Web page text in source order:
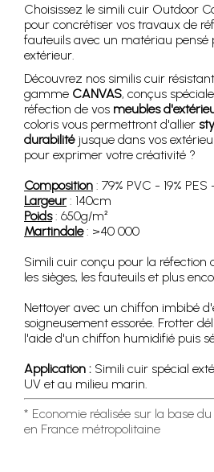
Choisissez le simili cuir Outdoor
pour concrétiser vos travaux de
fauteuils avec un matériau pensé
extérieur.
Découvrez nos similis cuir
gamme CANVAS, conçus
réfection de vos meubles
coloris vous permettront d'allier
durabilitéjusque dans vos
pour exprimer votre créativité ?
Composition : 79% PVC - 19% PES
Largeur: 140cm
Poids: 650g/m²
Martindale: >40 000
Simili cuir conçu pour la réfection
les sièges, les fauteuils et plus
Nettoyer avec un chiffon imbibé
soigneusement essorée. Frotter
l'aide d'un chiffon humidifié puis
Application : Simili cuir spécial
UV et au milieu marin.
* Economie réalisée sur la base
en France métropolitaine